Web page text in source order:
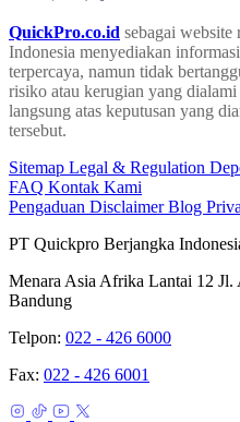
QuickPro.co.id sebagai
Indonesia menyediakan
terpercaya, namun tidak
risiko atau kerugian yang
langsung atas keputusan yang
tersebut.
Sitemap Legal & Regulation
FAQ Kontak Kami
Pengaduan DisclaimerBlog
PT Quickpro Berjangka
Menara Asia Afrika Lantai 12
Bandung
Telpon: 022 - 426 6000
Fax: 022 - 426 6001